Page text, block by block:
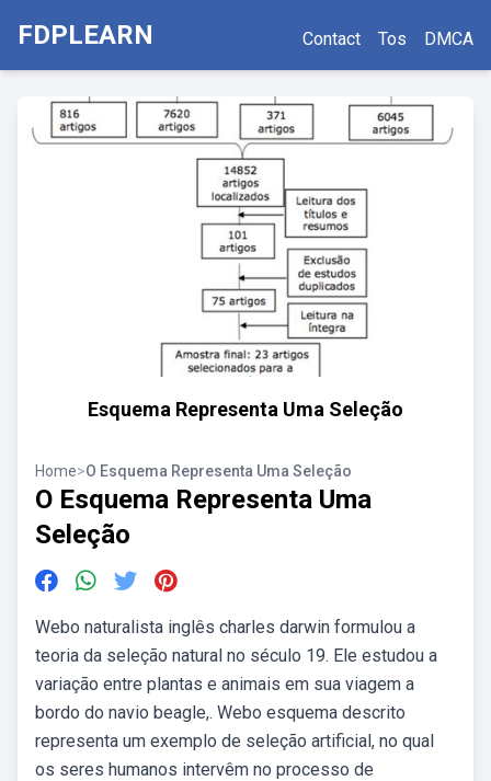
FDPLEARN Contact Tos DMCA
Esquema Representa Uma Seleção
Home>O Esquema Representa Uma Seleção
O Esquema Representa Uma
Seleção
Webo naturalista inglês charles darwin formulou a
teoria da seleção natural no século 19. Ele estudou a
variação entre plantas e animais em sua viagem a
bordo do navio beagle,. Webo esquema descrito
representa um exemplo de seleção artificial, no qual
os seres humanos intervêm no processo de